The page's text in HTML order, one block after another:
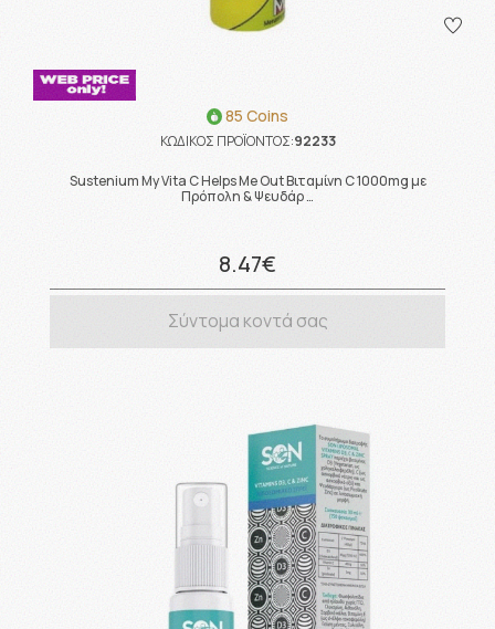
85 Coins
ΚΩΔΙΚΟΣ ΠΡΟΪΟΝΤΟΣ:92233
Sustenium My Vita C Helps Me Out Βιταμίνη C 1000mg με
Πρόπολη & Ψευδάρ …
8.47€
Σύντομα κοντά σας